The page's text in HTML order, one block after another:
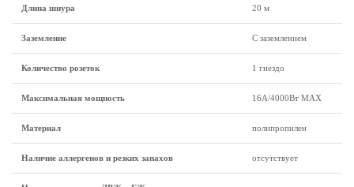
Длина шнура 20 м
Заземление С заземлением
Количество розеток 1 гнездо
Максимальная мощность 16А/4000Вт МАХ
Материал полипропилен
Наличие аллергенов и резких запахов отсутствует